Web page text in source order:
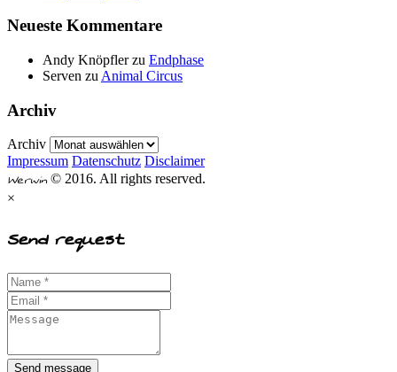
Neueste Kommentare
Andy Knöpflerzu Endphase
Serven zu Animal Circus
Archiv
Archiv
Impressum Datenschutz Disclaimer
Werwin© 2016. All rights reserved.
×
Send request
Send message